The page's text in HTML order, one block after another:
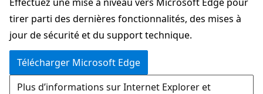
principal
tirer parti des dernières fonctionnalités, des mises à
jour de sécurité et du support technique.
Télécharger Microsoft Edge
Plus d’informations sur Internet Explorer et